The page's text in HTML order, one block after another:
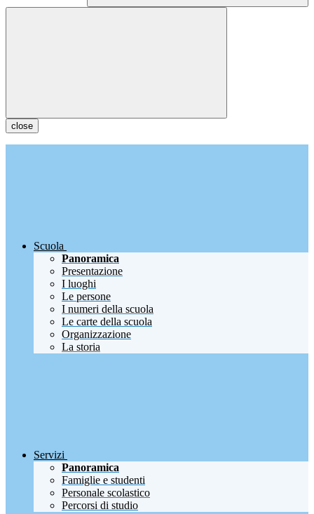
close
Scuola
Panoramica
Presentazione
I luoghi
Le persone
I numeri della scuola
Le carte della scuola
Organizzazione
La storia
Servizi
Panoramica
Famiglie e studenti
Personale scolastico
Percorsi di studio